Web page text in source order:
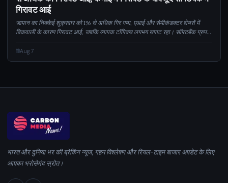
गिरावट आई
जापान का निक्केई शुक्रवार को 1% से अधिक गिर गया, एआई और सेमीकंडक्टर शेयरों में
बिकवाली के कारण गिरावट आई, जबकि व्यापक टॉपिक्स लगभग सपाट रहा। सॉफ्टबैंक ग्रुप
एक प्रमुख पिछड़ा समूह था, जिसने छोटी-सी पोस्टिंग के बावजूद 4.3% की गिरावट दर्ज की...
Aug 7
भारत और दुनिया भर की ब्रेकिंग न्यूज, गहन विश्लेषण और रियल-टाइम बाजार अपडेट के लिए
आपका भरोसेमंद स्रोत।